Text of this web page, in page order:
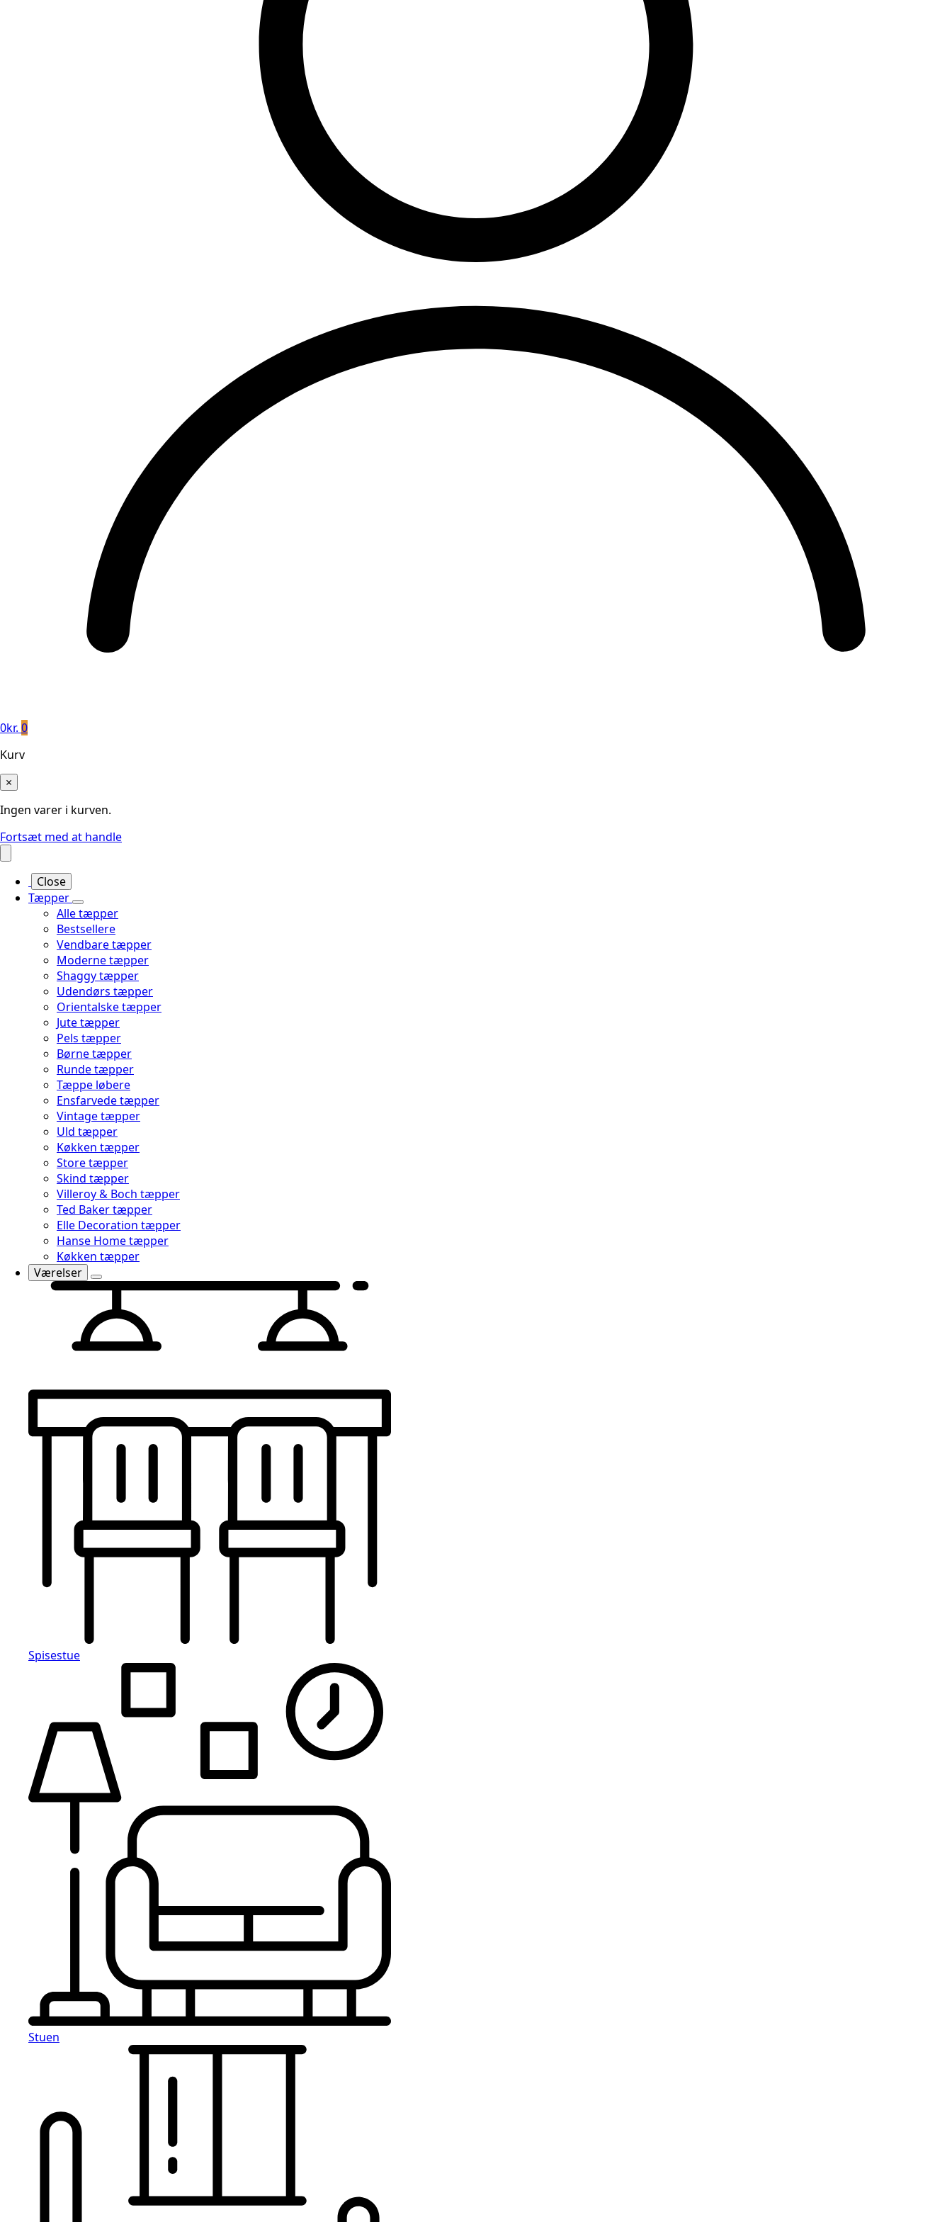
0kr. 0
Kurv
×
Ingen varer i kurven.
Fortsæt med at handle
Close
Tæpper
Alle tæpper
Bestsellere
Vendbare tæpper
Moderne tæpper
Shaggy tæpper
Udendørs tæpper
Orientalske tæpper
Jute tæpper
Pels tæpper
Børne tæpper
Runde tæpper
Tæppe løbere
Ensfarvede tæpper
Vintage tæpper
Uld tæpper
Køkken tæpper
Store tæpper
Skind tæpper
Villeroy & Boch tæpper
Ted Baker tæpper
Elle Decoration tæpper
Hanse Home tæpper
Køkken tæpper
Værelser
Spisestue
Stuen